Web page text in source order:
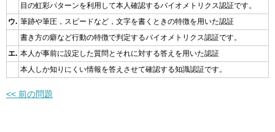
目の虹彩パターンを利用して本人確認するバイオメトリクス認証です。
ウ. 筆跡や筆圧，スピードなど，文字を書くときの特徴を用いた認証
書き方の癖など行動の特徴で判定するバイオメトリクス認証です。
エ. 本人が事前に設定した質問とそれに対する答えを用いた認証
本人しか知りにくい情報を答えさせて確認する知識認証です。
<< 前の問題